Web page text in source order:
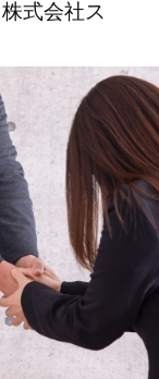
式会社ス